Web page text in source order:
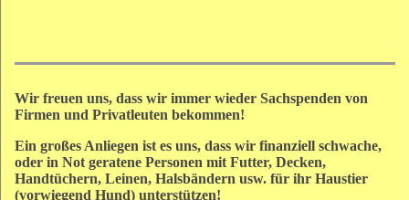
Wir freuen uns, dass wir immer wieder Sachspenden von
Firmen und Privatleuten bekommen!
Ein großes Anliegen ist es uns, dass wir finanziell schwache,
oder in Not geratene Personen mit Futter, Decken,
Handtüchern, Leinen, Halsbändern usw. für ihr Haustier
(vorwiegend Hund) unterstützen!